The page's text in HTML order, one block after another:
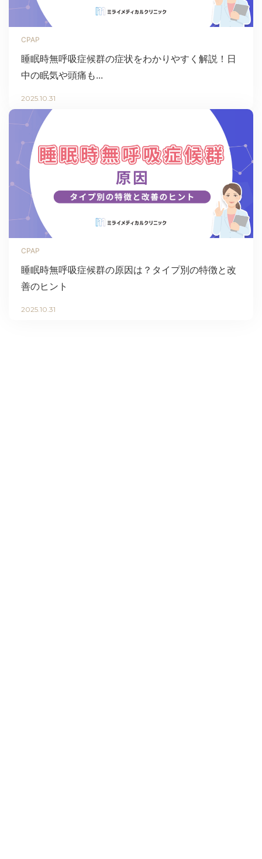
CPAP
睡眠時無呼吸症候群の症状をわかりやすく解説！日
中の眠気や頭痛も...
2025.10.31
CPAP
睡眠時無呼吸症候群の原因は？タイプ別の特徴と改
善のヒント
2025.10.31